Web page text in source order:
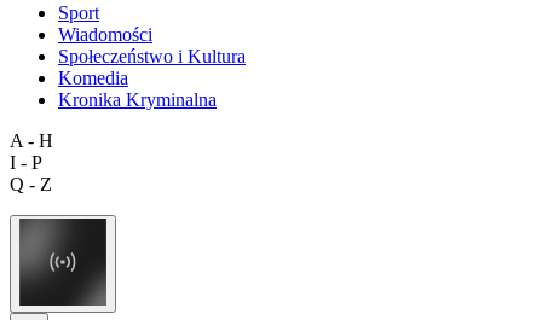
Sport
Wiadomości
Społeczeństwo i Kultura
Komedia
Kronika Kryminalna
A - H
I - P
Q - Z